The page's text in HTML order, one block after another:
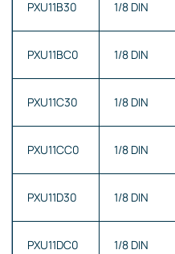
PXU11B30 1/8 DIN
PXU11BC0 1/8 DIN
PXU11C30 1/8 DIN
PXU11CC0 1/8 DIN
PXU11D30 1/8 DIN
PXU11DC0 1/8 DIN